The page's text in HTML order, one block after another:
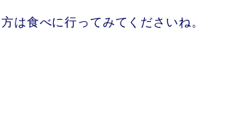
は食べに行ってみてくださいね。